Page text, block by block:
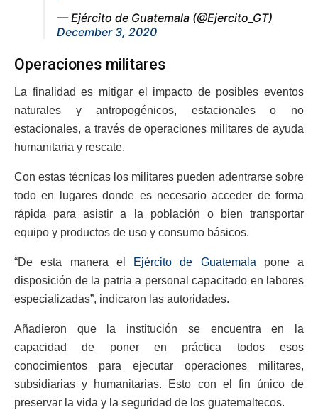
— Ejército de Guatemala (@Ejercito_GT)
December 3, 2020
Operaciones militares
La finalidad es mitigar el impacto de posibles eventos
naturales y antropogénicos, estacionales o no
estacionales, a través de operaciones militares de ayuda
humanitaria y rescate.
Con estas técnicas los militares pueden adentrarse sobre
todo en lugares donde es necesario acceder de forma
rápida para asistir a la población o bien transportar
equipo y productos de uso y consumo básicos.
“De esta manera el Ejército de Guatemala pone a
disposición de la patria a personal capacitado en labores
especializadas”, indicaron las autoridades.
Añadieron que la institución se encuentra en la
capacidad de poner en práctica todos esos
conocimientos para ejecutar operaciones militares,
subsidiarias y humanitarias. Esto con el fin único de
preservar la vida y la seguridad de los guatemaltecos.